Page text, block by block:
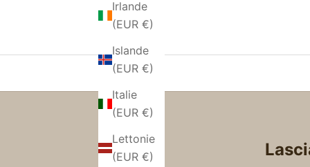
Irlande
(EUR €)
Islande
(EUR €)
Italie
(EUR €)
Lettonie
(EUR €)